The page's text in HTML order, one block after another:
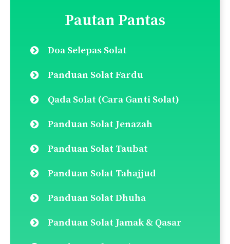
Pautan Pantas
Doa Selepas Solat
Panduan Solat Fardu
Qada Solat (Cara Ganti Solat)
Panduan Solat Jenazah
Panduan Solat Taubat
Panduan Solat Tahajjud
Panduan Solat Dhuha
Panduan Solat Jamak & Qasar